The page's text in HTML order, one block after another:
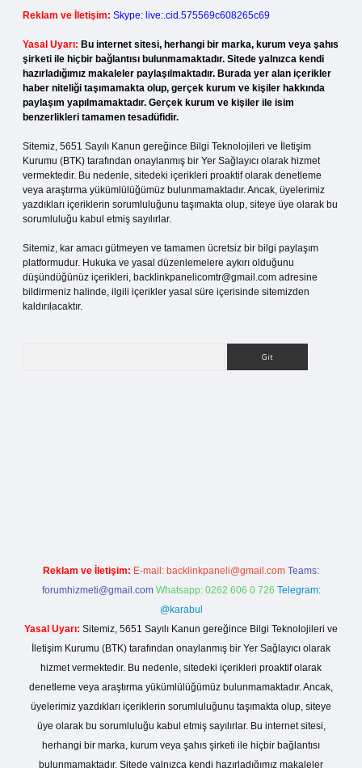
Reklam ve İletişim: Skype: live:.cid.575569c608265c69
Yasal Uyarı: Bu internet sitesi, herhangi bir marka, kurum veya şahıs
şirketi ile hiçbir bağlantısı bulunmamaktadır. Sitede yalnızca kendi
hazırladığımız makaleler paylaşılmaktadır. Burada yer alan içerikler
haber niteliği taşımamakta olup, gerçek kurum ve kişiler hakkında
paylaşım yapılmamaktadır. Gerçek kurum ve kişiler ile isim
benzerlikleri tamamen tesadüfidir.
Sitemiz, 5651 Sayılı Kanun gereğince Bilgi Teknolojileri ve İletişim
Kurumu (BTK) tarafından onaylanmış bir Yer Sağlayıcı olarak hizmet
vermektedir. Bu nedenle, sitedeki içerikleri proaktif olarak denetleme
veya araştırma yükümlülüğümüz bulunmamaktadır. Ancak, üyelerimiz
yazdıkları içeriklerin sorumluluğunu taşımakta olup, siteye üye olarak bu
sorumluluğu kabul etmiş sayılırlar.
Sitemiz, kar amacı gütmeyen ve tamamen ücretsiz bir bilgi paylaşım
platformudur. Hukuka ve yasal düzenlemelere aykırı olduğunu
düşündüğünüz içerikleri, backlinkpanelicomtr@gmail.com adresine
bildirmeniz halinde, ilgili içerikler yasal süre içerisinde sitemizden
kaldırılacaktır.
Reklam ve İletişim: E-mail: backlinkpaneli@gmail.com Teams:
forumhizmeti@gmail.com Whatsapp: 0262 606 0 726 Telegram:
@karabul
Yasal Uyarı: Sitemiz, 5651 Sayılı Kanun gereğince Bilgi Teknolojileri ve
İletişim Kurumu (BTK) tarafından onaylanmış bir Yer Sağlayıcı olarak
hizmet vermektedir. Bu nedenle, sitedeki içerikleri proaktif olarak
denetleme veya araştırma yükümlülüğümüz bulunmamaktadır. Ancak,
üyelerimiz yazdıkları içeriklerin sorumluluğunu taşımakta olup, siteye
üye olarak bu sorumluluğu kabul etmiş sayılırlar. Bu internet sitesi,
herhangi bir marka, kurum veya şahıs şirketi ile hiçbir bağlantısı
bulunmamaktadır. Sitede yalnızca kendi hazırladığımız makaleler